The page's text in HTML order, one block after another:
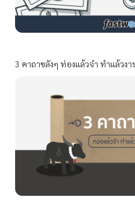
3 คาถาขลังๆ ท่องแล้วจำ ทำแล้วง